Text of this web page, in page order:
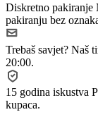
Diskretno pakiranje
pakiranju bez
Trebaš savjet? Naš
20:00.
15 godina iskustva
kupaca.